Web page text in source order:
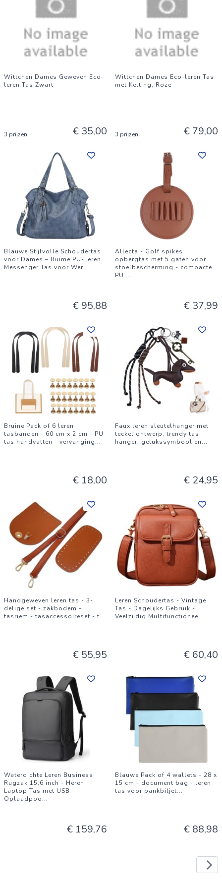
Wittchen Dames Geweven Eco-
leren Tas Zwart
3 prijzen € 35,00
Wittchen Dames Eco-leren Tas
met Ketting, Roze
3 prijzen € 79,00
Blauwe Stijlvolle Schoudertas
voor Dames – Ruime PU-Leren
Messenger Tas voor Wer...
€ 95,88
Allecta - Golf spikes
opbergtas met 5 gaten voor
stoelbescherming - compacte
PU ...
€ 37,99
Bruine Pack of 6 leren
tasbanden - 60 cm x 2 cm - PU
tas handvatten - vervanging...
€ 18,00
Faux leren sleutelhanger met
teckel ontwerp, trendy tas
hanger, gelukssymbool en...
€ 24,95
Handgeweven leren tas - 3-
delige set - zakbodem -
tasriem - tasaccessoireset - t...
€ 55,95
Leren Schoudertas - Vintage
Tas - Dagelijks Gebruik -
Veelzijdig Multifunctionee...
€ 60,40
Waterdichte Leren Business
Rugzak 15,6 inch - Heren
Laptop Tas met USB
Oplaadpoo...
€ 159,76
Blauwe Pack of 4 wallets - 28 x
15 cm - document bag - leren
tas voor bankbiljet...
€ 88,98